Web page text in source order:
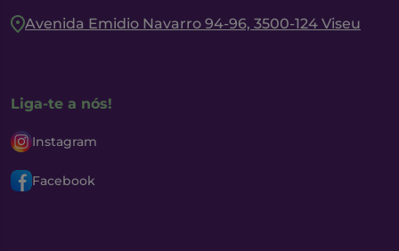
Avenida Emidio Navarro 94-96, 3500-124 Viseu
Liga-te a nós!
Instagram
Facebook